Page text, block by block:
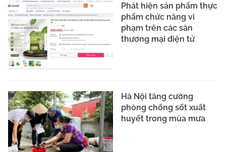
Phát hiện sản phẩm thực
phẩm chức năng vi
phạm trên các sàn
thương mại điện tử
Hà Nội tăng cường
phòng chống sốt xuất
huyết trong mùa mưa